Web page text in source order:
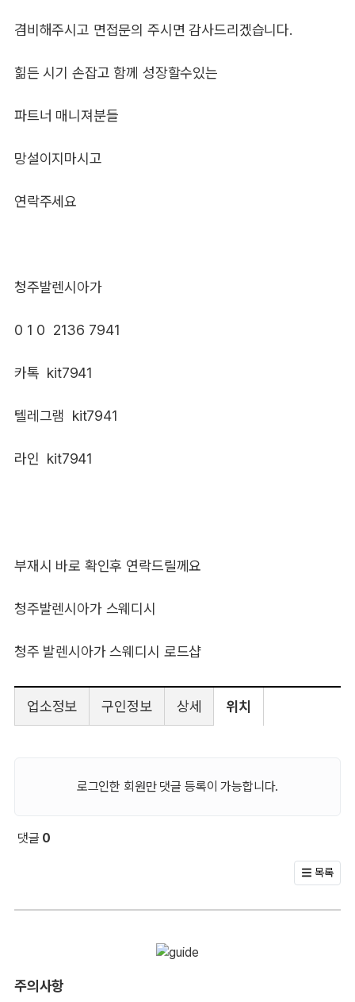
겸비해주시고 면접문의 주시면 감사드리겠습니다.
힒든 시기 손잡고 함께 성장할수있는
파트너 매니져분들
망설이지마시고
연락주세요
청주발렌시아가
0 1 0 2136 7941
카톡 kit7941
텔레그램 kit7941
라인 kit7941
부재시 바로 확인후 연락드릴께요
청주발렌시아가 스웨디시
청주 발렌시아가 스웨디시 로드샵
업소정보 구인정보 상세 위치
로그인한 회원만 댓글 등록이 가능합니다.
댓글 0
목록
주의사항